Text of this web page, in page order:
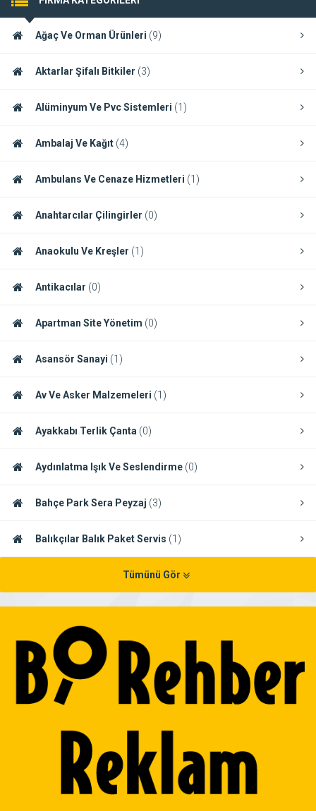
Ağaç Ve Orman Ürünleri (9)
Aktarlar Şifalı Bitkiler (3)
Alüminyum Ve Pvc Sistemleri (1)
Ambalaj Ve Kağıt (4)
Ambulans Ve Cenaze Hizmetleri (1)
Anahtarcılar Çilingirler (0)
Anaokulu Ve Kreşler (1)
Antikacılar (0)
Apartman Site Yönetim (0)
Asansör Sanayi (1)
Av Ve Asker Malzemeleri (1)
Ayakkabı Terlik Çanta (0)
Aydınlatma Işık Ve Seslendirme (0)
Bahçe Park Sera Peyzaj (3)
Balıkçılar Balık Paket Servis (1)
Tümünü Gör